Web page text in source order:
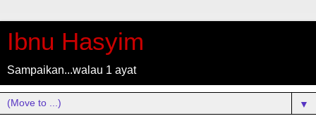
Ibnu Hasyim
Sampaikan...walau 1 ayat
▼